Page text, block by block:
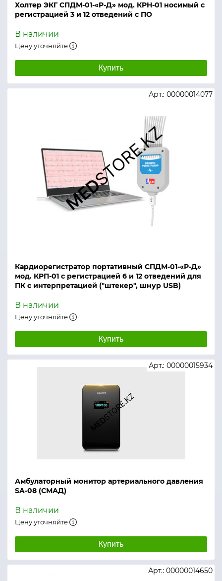
Холтер ЭКГ СПДМ-01-«Р-Д» мод. КРН-01 носимый с
регистрацией 3 и 12 отведений с ПО
В наличии
Цену уточняйте
Купить
Кардиорегистратор портативный СПДМ-01-«Р-Д»
мод. КРП-01 с регистрацией 6 и 12 отведений для
ПК с интерпретацией ("штекер", шнур USB)
Арт.: 00000014077
В наличии
Цену уточняйте
Купить
Амбулаторный монитор артериального давления
SA-08 (СМАД)
Арт.: 00000015934
В наличии
Цену уточняйте
Купить
Арт.: 00000014650